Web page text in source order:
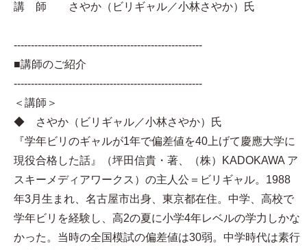
講 師 さやか（ビリギャル／小林さやか）氏
-------------------------------------------------------
■講師のご紹介
-------------------------------------------------------
＜講師＞
◆ さやか（ビリギャル／小林さやか）氏
『学年ビリのギャルが1年で偏差値を40上げて慶應大学に
現役合格した話』（坪田信貴・著、（株）KADOKAWA ア
スキーメディアワークス）の主人公＝ビリギャル。1988
年3月生まれ、名古屋市出身、東京都在住。中学、高校で
学年ビリを経験し、高2の夏に小学4年レベルの学力しかな
かった。当時の全国模試の偏差値は30弱。中学時代は素行